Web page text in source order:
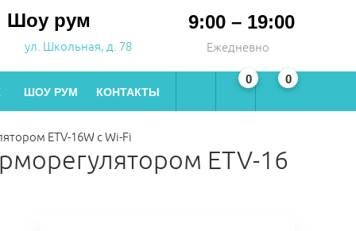
Шоу рум
ул. Школьная, д. 78
9:00 – 19:00
Ежедневно
ШОУ РУМ КОНТАКТЫ
0 0
ETV-16W с Wi-Fi
ETV-16